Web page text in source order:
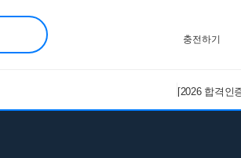
충전하기